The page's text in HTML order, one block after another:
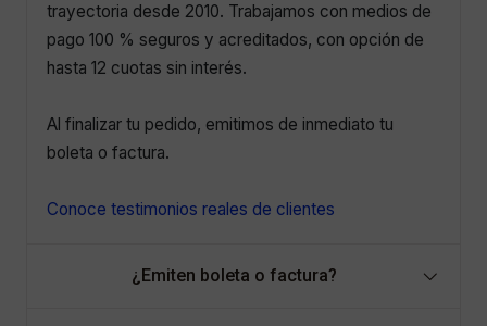
trayectoria desde 2010. Trabajamos con medios de
pago 100 % seguros y acreditados, con opción de
hasta 12 cuotas sin interés.
Al finalizar tu pedido, emitimos de inmediato tu
boleta o factura.
Conoce testimonios reales de clientes
¿Emiten boleta o factura?